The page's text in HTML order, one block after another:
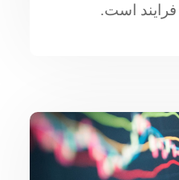
است.